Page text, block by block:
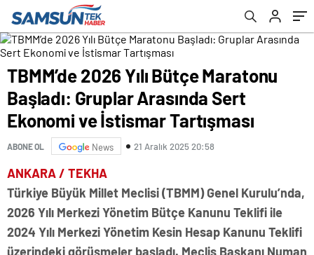
Tartışması
TBMM’de 2026 Yılı Bütçe Maratonu
Başladı: Gruplar Arasında Sert
Ekonomi ve İstismar Tartışması
ABONE OL News 21 Aralık 2025 20:58
ANKARA / TEKHA
Türkiye Büyük Millet Meclisi (TBMM) Genel Kurulu’nda,
2026 Yılı Merkezi Yönetim Bütçe Kanunu Teklifi ile
2024 Yılı Merkezi Yönetim Kesin Hesap Kanunu Teklifi
üzerindeki görüşmeler başladı. Meclis Başkanı Numan